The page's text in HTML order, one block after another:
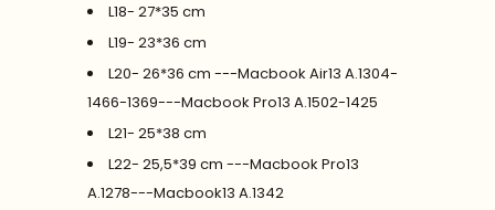
L18- 27*35 cm
L19- 23*36 cm
L20- 26*36 cm ---Macbook Air13 A.1304-
1466-1369---Macbook Pro13 A.1502-1425
L21- 25*38 cm
L22- 25,5*39 cm ---Macbook Pro13
A.1278---Macbook13 A.1342